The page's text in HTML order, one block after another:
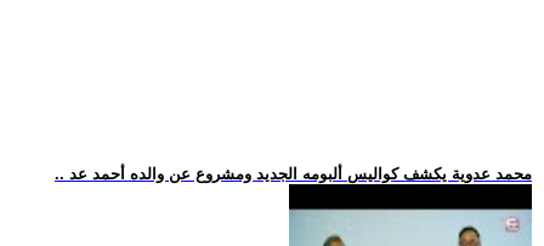
.. محمد عدوية يكشف كواليس ألبومه الجديد ومشروع عن والده أحمد عد